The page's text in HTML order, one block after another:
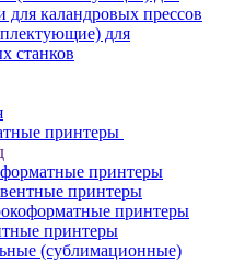
для каландровых прессов
для
станков
принтеры
принтеры
принтеры
принтеры
принтеры
(сублимационные)